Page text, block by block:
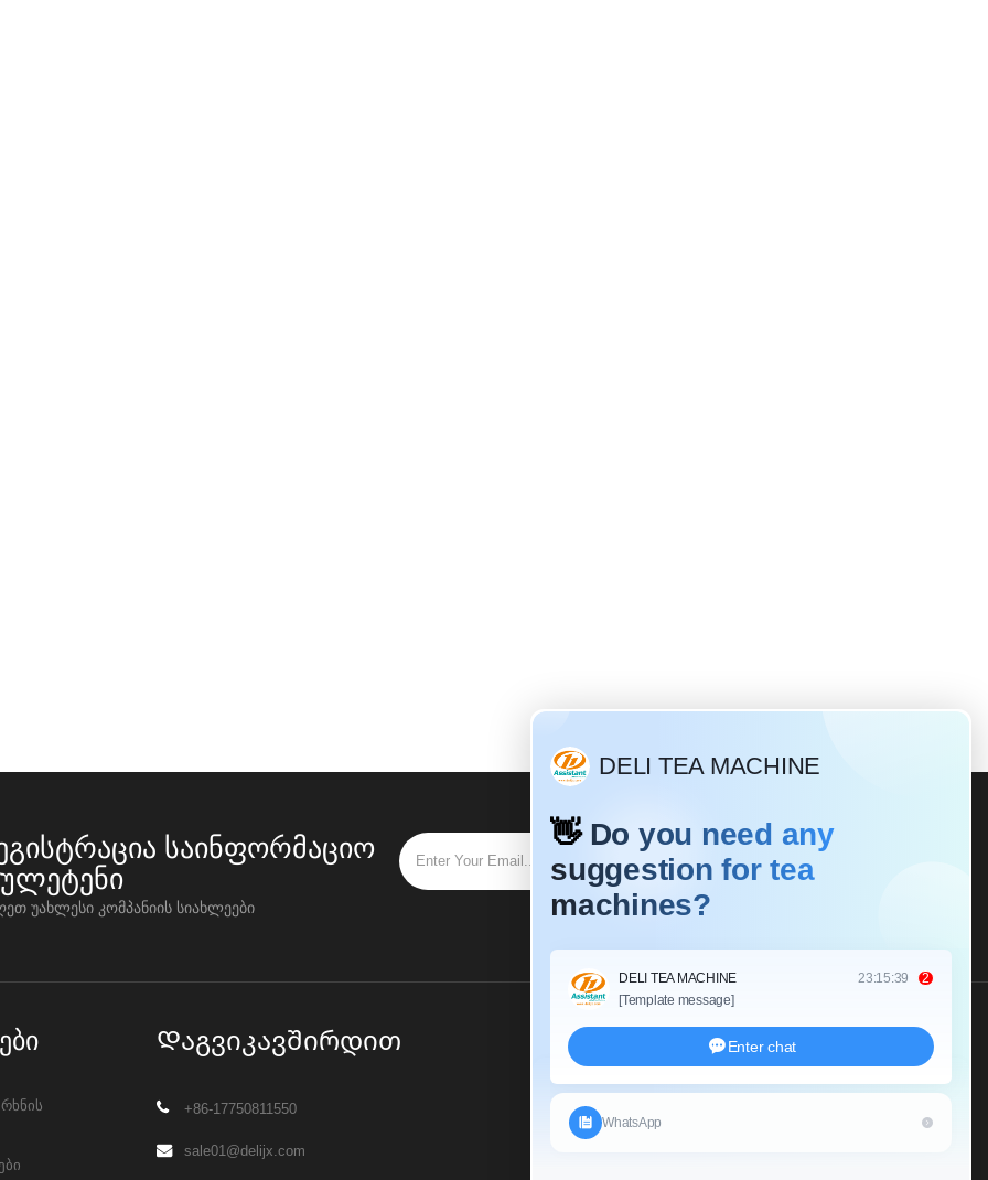
საინფორმაციო
უახლესი კომპანიის სიახლეები
SUBSCRIBE
Დაგვიკავშირდით
+86-17750811550
sale01@delijx.com
Send Us An Inquiry